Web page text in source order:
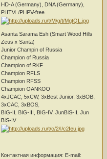
HD-A (Germany), DNA (Germany),
PHTVL/PHPV-free.
Asanta Sarama Esh (Smart Wood Hills
Zeus х Santa)
Junior Champin of Russia
Champion of Russia
Champion of RKF
Champion RFLS
Champion RFSS
Champion OANKOO
4xJCAC, 5xCW, 3xBest Junior, 3xBOB,
3xCAC, 3xBOS,
BIG-II, BIG-III, BIG-IV, JunBIS-II, Jun
BIS-IV
Контактная информация: E-mail: